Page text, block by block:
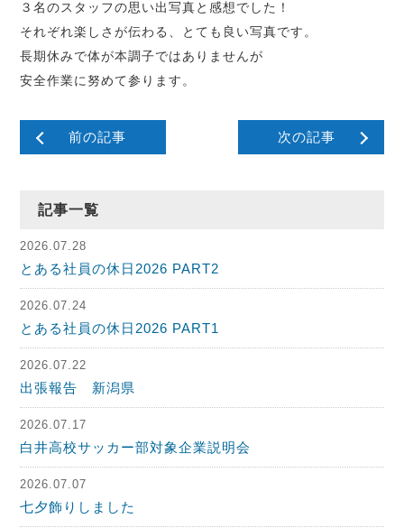
３名のスタッフの思い出写真と感想でした！
それぞれ楽しさが伝わる、とても良い写真です。
長期休みで体が本調子ではありませんが
安全作業に努めて参ります。
前の記事 次の記事
記事一覧
2026.07.28
とある社員の休日2026 PART2
2026.07.24
とある社員の休日2026 PART1
2026.07.22
出張報告 新潟県
2026.07.17
白井高校サッカー部対象企業説明会
2026.07.07
七夕飾りしました